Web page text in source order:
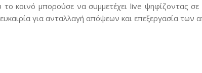
κοινό μπορούσε να συμμετέχει live ψηφίζοντας
για ανταλλαγή απόψεων και επεξεργασία των